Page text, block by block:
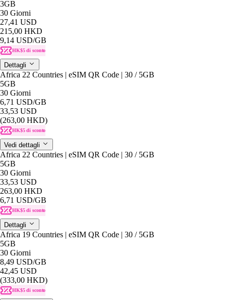
3GB
30 Giorni
27,41 USD
215,00 HKD
9,14 USD/GB
HK$5 di sconto
Dettagli
Africa 22 Countries | eSIM QR Code | 30 / 5GB
5GB
30 Giorni
6,71 USD/GB
33,53 USD
(263,00 HKD)
HK$5 di sconto
Vedi dettagli
Africa 22 Countries | eSIM QR Code | 30 / 5GB
5GB
30 Giorni
33,53 USD
263,00 HKD
6,71 USD/GB
HK$5 di sconto
Dettagli
Africa 19 Countries | eSIM QR Code | 30 / 5GB
5GB
30 Giorni
8,49 USD/GB
42,45 USD
(333,00 HKD)
HK$5 di sconto